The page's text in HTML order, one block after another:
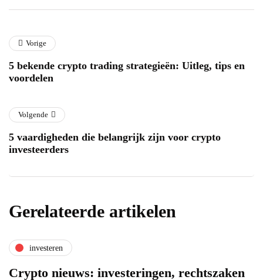
Vorige
5 bekende crypto trading strategieën: Uitleg, tips en
voordelen
Volgende
5 vaardigheden die belangrijk zijn voor crypto
investeerders
Gerelateerde artikelen
investeren
Crypto nieuws: investeringen, rechtszaken